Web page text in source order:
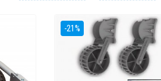
-21%